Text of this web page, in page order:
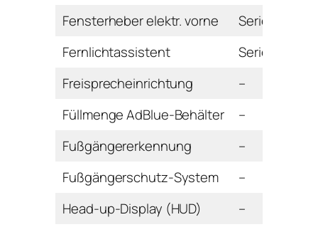
Fensterheber elektr. vorne
Serie
Fernlichtassistent
Serie
Freisprecheinrichtung
–
Füllmenge AdBlue-Behälter
–
Fußgängererkennung
–
Fußgängerschutz-System
–
Head-up-Display (HUD)
–